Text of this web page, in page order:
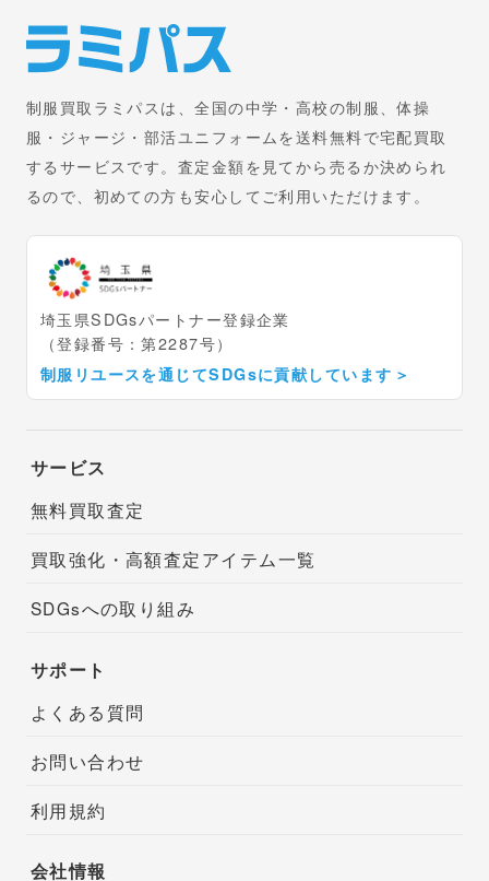
制服買取ラミパスは、全国の中学・高校の制服、体操
服・ジャージ・部活ユニフォームを送料無料で宅配買取
するサービスです。査定金額を見てから売るか決められ
るので、初めての方も安心してご利用いただけます。
埼玉県SDGsパートナー登録企業
（登録番号：第2287号）
制服リユースを通じてSDGsに貢献しています ＞
サービス
無料買取査定
買取強化・高額査定アイテム一覧
SDGsへの取り組み
サポート
よくある質問
お問い合わせ
利用規約
会社情報